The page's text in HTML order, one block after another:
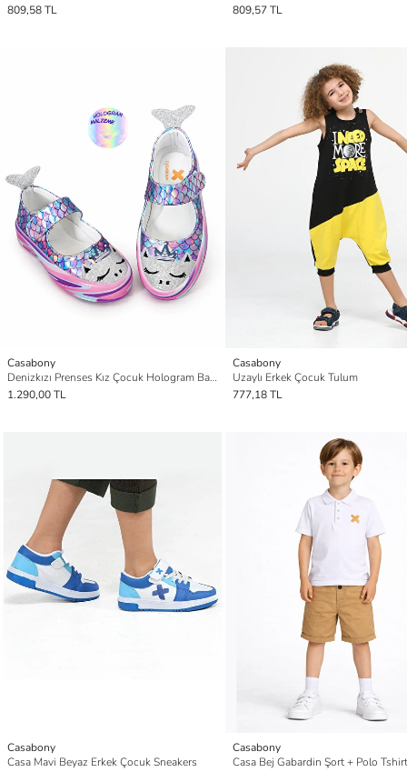
809,58 TL
809,57 TL
Casabony
Denizkızı Prenses Kız Çocuk Hologram Babet
1.290,00 TL
Casabony
Uzaylı Erkek Çocuk Tulum
777,18 TL
Casabony
Casa Mavi Beyaz Erkek Çocuk Sneakers
Casabony
Casa Bej Gabardin Şort + Polo Tshirt